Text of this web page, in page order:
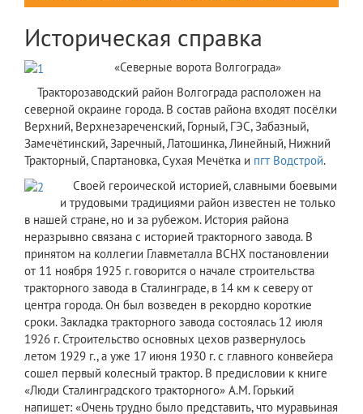
Историческая справка
​«Северные ворота Волгограда»
Тракторозаводский район Волгограда расположен на
северной окраине города. В состав района входят посёлки
Верхний, Верхнезареченский, Горный, ГЭС, Забазный,
Замечётинский, Заречный, Латошинка, Линейный, Нижний
Тракторный, Спартановка, Сухая Мечётка и пгт Водстрой.
​ Своей героической историей, славными боевыми
и трудовыми традициями район известен не только
в нашей стране, но и за рубежом. История района
неразрывно связана с историей тракторного завода. В
принятом на коллегии Главметалла ВСНХ постановлении
от 11 ноября 1925 г. говорится о начале строительства
тракторного завода в Сталинграде, в 14 км к северу от
центра города. Он был возведен в рекордно короткие
сроки. Закладка тракторного завода состоялась 12 июля
1926 г. Строительство основных цехов развернулось
летом 1929 г., а уже 17 июня 1930 г. с главного конвейера
сошел первый колесный трактор. В предисловии к книге
«Люди Сталинградского тракторного» А.М. Горький
напишет: «Очень трудно было представить, что муравьиная